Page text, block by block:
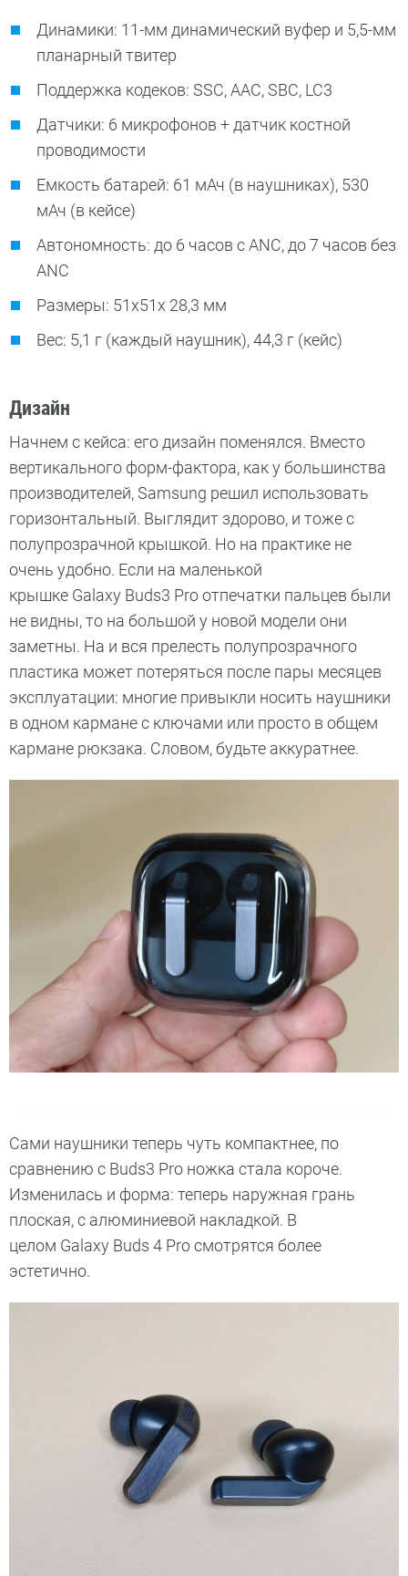
Динамики: 11-мм динамический вуфер и 5,5-мм
планарный твитер
Поддержка кодеков: SSC, AAC, SBC, LC3
Датчики: 6 микрофонов + датчик костной
проводимости
Емкость батарей: 61 мАч (в наушниках), 530
мАч (в кейсе)
Автономность: до 6 часов с ANC, до 7 часов без
ANC
Размеры: 51х51х 28,3 мм
Вес: 5,1 г (каждый наушник), 44,3 г (кейс)
Дизайн
Начнем с кейса: его дизайн поменялся. Вместо
вертикального форм-фактора, как у большинства
производителей, Samsung решил использовать
горизонтальный. Выглядит здорово, и тоже с
полупрозрачной крышкой. Но на практике не
очень удобно. Если на маленькой
крышке Galaxy Buds3 Pro отпечатки пальцев были
не видны, то на большой у новой модели они
заметны. На и вся прелесть полупрозрачного
пластика может потеряться после пары месяцев
эксплуатации: многие привыкли носить наушники
в одном кармане с ключами или просто в общем
кармане рюкзака. Словом, будьте аккуратнее.
Сами наушники теперь чуть компактнее, по
сравнению с Buds3 Pro ножка стала короче.
Изменилась и форма: теперь наружная грань
плоская, с алюминиевой накладкой. В
целом Galaxy Buds 4 Pro смотрятся более
эстетично.